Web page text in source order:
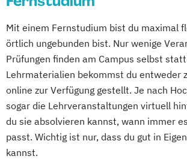
Mit einem Fernstudium bist du maximal
örtlich ungebunden bist. Nur wenige
Prüfungen finden am Campus selbst
Lehrmaterialien bekommst du entweder
online zur Verfügung gestellt. Je nach
sogar die Lehrveranstaltungen virtuell
du sie absolvieren kannst, wann immer
passt. Wichtig ist nur, dass du gut in
kannst.